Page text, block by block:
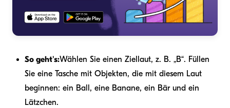
So geht's:Wählen Sie einen Ziellaut, z. B. „B“. Füllen
Sie eine Tasche mit Objekten, die mit diesem Laut
beginnen: ein Ball, eine Banane, ein Bär und ein
Lätzchen.